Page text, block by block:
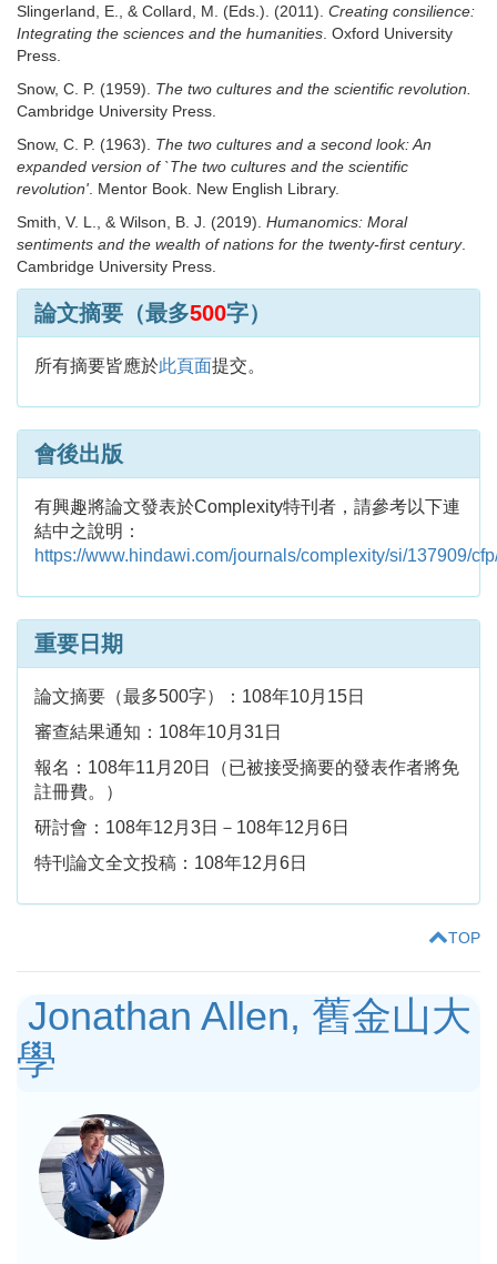
Slingerland, E., & Collard, M. (Eds.). (2011). Creating consilience:
Integrating the sciences and the humanities . Oxford University
Press.
Snow, C. P. (1959). The two cultures and the scientific revolution.
Cambridge University Press.
Snow, C. P. (1963). The two cultures and a second look: An
expanded version of `The two cultures and the scientific
revolution' . Mentor Book. New English Library.
Smith, V. L., & Wilson, B. J. (2019). Humanomics: Moral
sentiments and the wealth of nations for the twenty-first century.
Cambridge University Press.
論文摘要（最多500字）
所有摘要皆應於此頁面提交。
會後出版
有興趣將論文發表於Complexity特刊者，請參考以下連
結中之說明：
https://www.hindawi.com/journals/complexity/si/137909/
重要日期
論文摘要（最多500字）：108年10月15日
審查結果通知：108年10月31日
報名：108年11月20日（已被接受摘要的發表作者將免
註冊費。）
研討會：108年12月3日－108年12月6日
特刊論文全文投稿：108年12月6日
TOP
Jonathan Allen, 舊金山大
學